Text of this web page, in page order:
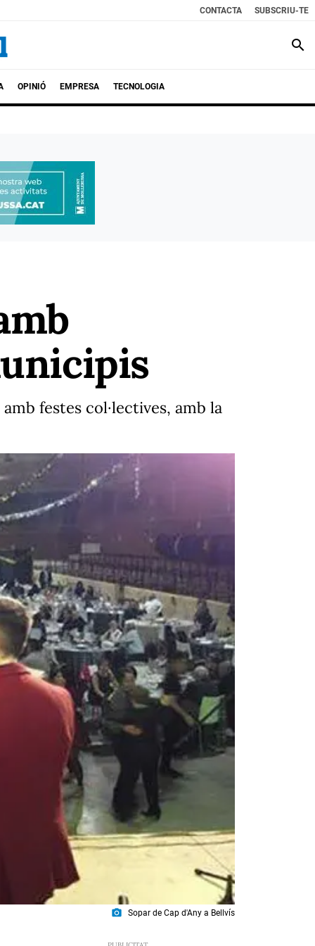
CONTACTA SUBSCRIU-TE
search
OPINIÓ EMPRESA TECNOLOGIA
festes col·lectives, amb la
photo_camera Sopar de Cap d'Any a Bellvís